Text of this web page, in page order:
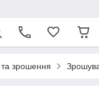
зрошення